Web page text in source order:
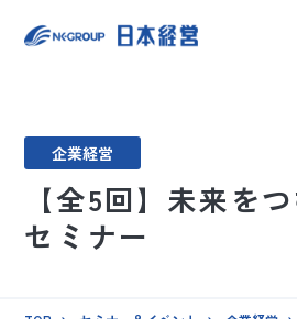
企業経営
【全5回】未来を
セミナー